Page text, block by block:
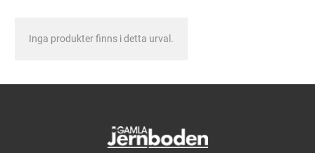
Inga produkter finns i detta urval.